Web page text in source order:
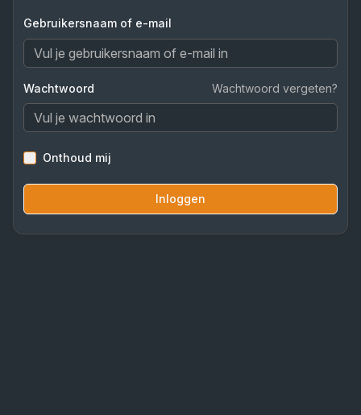
Gebruikersnaam of e-mail
Wachtwoord Wachtwoord vergeten?
Onthoud mij
Inloggen